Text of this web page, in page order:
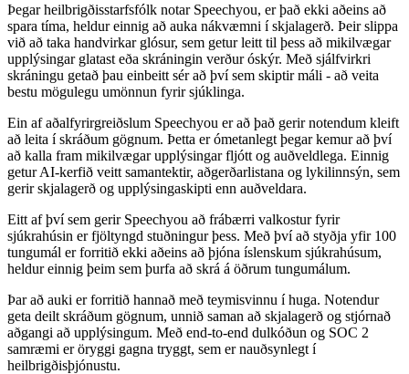
Þegar heilbrigðisstarfsfólk notar Speechyou, er það ekki aðeins að
spara tíma, heldur einnig að auka nákvæmni í skjalagerð. Þeir slippa
við að taka handvirkar glósur, sem getur leitt til þess að mikilvægar
upplýsingar glatast eða skráningin verður óskýr. Með sjálfvirkri
skráningu getað þau einbeitt sér að því sem skiptir máli - að veita
bestu mögulegu umönnun fyrir sjúklinga.
Ein af aðalfyrirgreiðslum Speechyou er að það gerir notendum kleift
að leita í skráðum gögnum. Þetta er ómetanlegt þegar kemur að því
að kalla fram mikilvægar upplýsingar fljótt og auðveldlega. Einnig
getur AI-kerfið veitt samantektir, aðgerðarlistana og lykilinnsýn, sem
gerir skjalagerð og upplýsingaskipti enn auðveldara.
Eitt af því sem gerir Speechyou að frábærri valkostur fyrir
sjúkrahúsin er fjöltyngd stuðningur þess. Með því að styðja yfir 100
tungumál er forritið ekki aðeins að þjóna íslenskum sjúkrahúsum,
heldur einnig þeim sem þurfa að skrá á öðrum tungumálum.
Þar að auki er forritið hannað með teymisvinnu í huga. Notendur
geta deilt skráðum gögnum, unnið saman að skjalagerð og stjórnað
aðgangi að upplýsingum. Með end-to-end dulkóðun og SOC 2
samræmi er öryggi gagna tryggt, sem er nauðsynlegt í
heilbrigðisþjónustu.